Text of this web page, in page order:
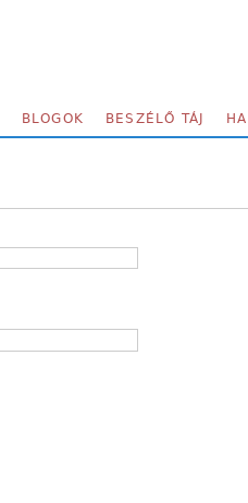
BLOGOK BESZÉLŐ TÁJ